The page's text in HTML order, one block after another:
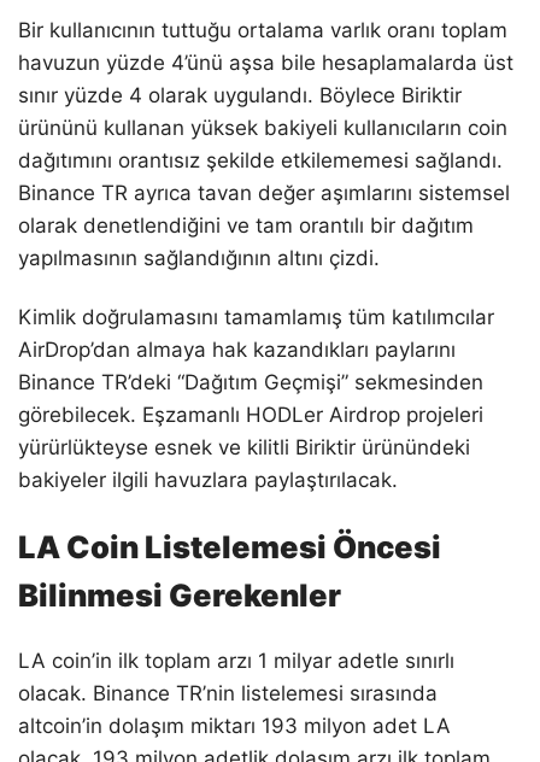
Bir kullanıcının tuttuğu ortalama varlık oranı toplam
havuzun yüzde 4’ünü aşsa bile hesaplamalarda üst
sınır yüzde 4 olarak uygulandı. Böylece Biriktir
ürününü kullanan yüksek bakiyeli kullanıcıların coin
dağıtımını orantısız şekilde etkilememesi sağlandı.
Binance TR ayrıca tavan değer aşımlarını sistemsel
olarak denetlendiğini ve tam orantılı bir dağıtım
yapılmasının sağlandığının altını çizdi.
Kimlik doğrulamasını tamamlamış tüm katılımcılar
AirDrop’dan almaya hak kazandıkları paylarını
Binance TR’deki “Dağıtım Geçmişi” sekmesinden
görebilecek. Eşzamanlı HODLer Airdrop projeleri
yürürlükteyse esnek ve kilitli Biriktir ürünündeki
bakiyeler ilgili havuzlara paylaştırılacak.
LA Coin Listelemesi Öncesi
Bilinmesi Gerekenler
LA coin’in ilk toplam arzı 1 milyar adetle sınırlı
olacak. Binance TR’nin listelemesi sırasında
altcoin’in dolaşım miktarı 193 milyon adet LA